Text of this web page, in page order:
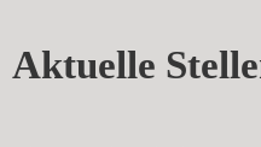
PERSPEKTIVEN
Aktuelle